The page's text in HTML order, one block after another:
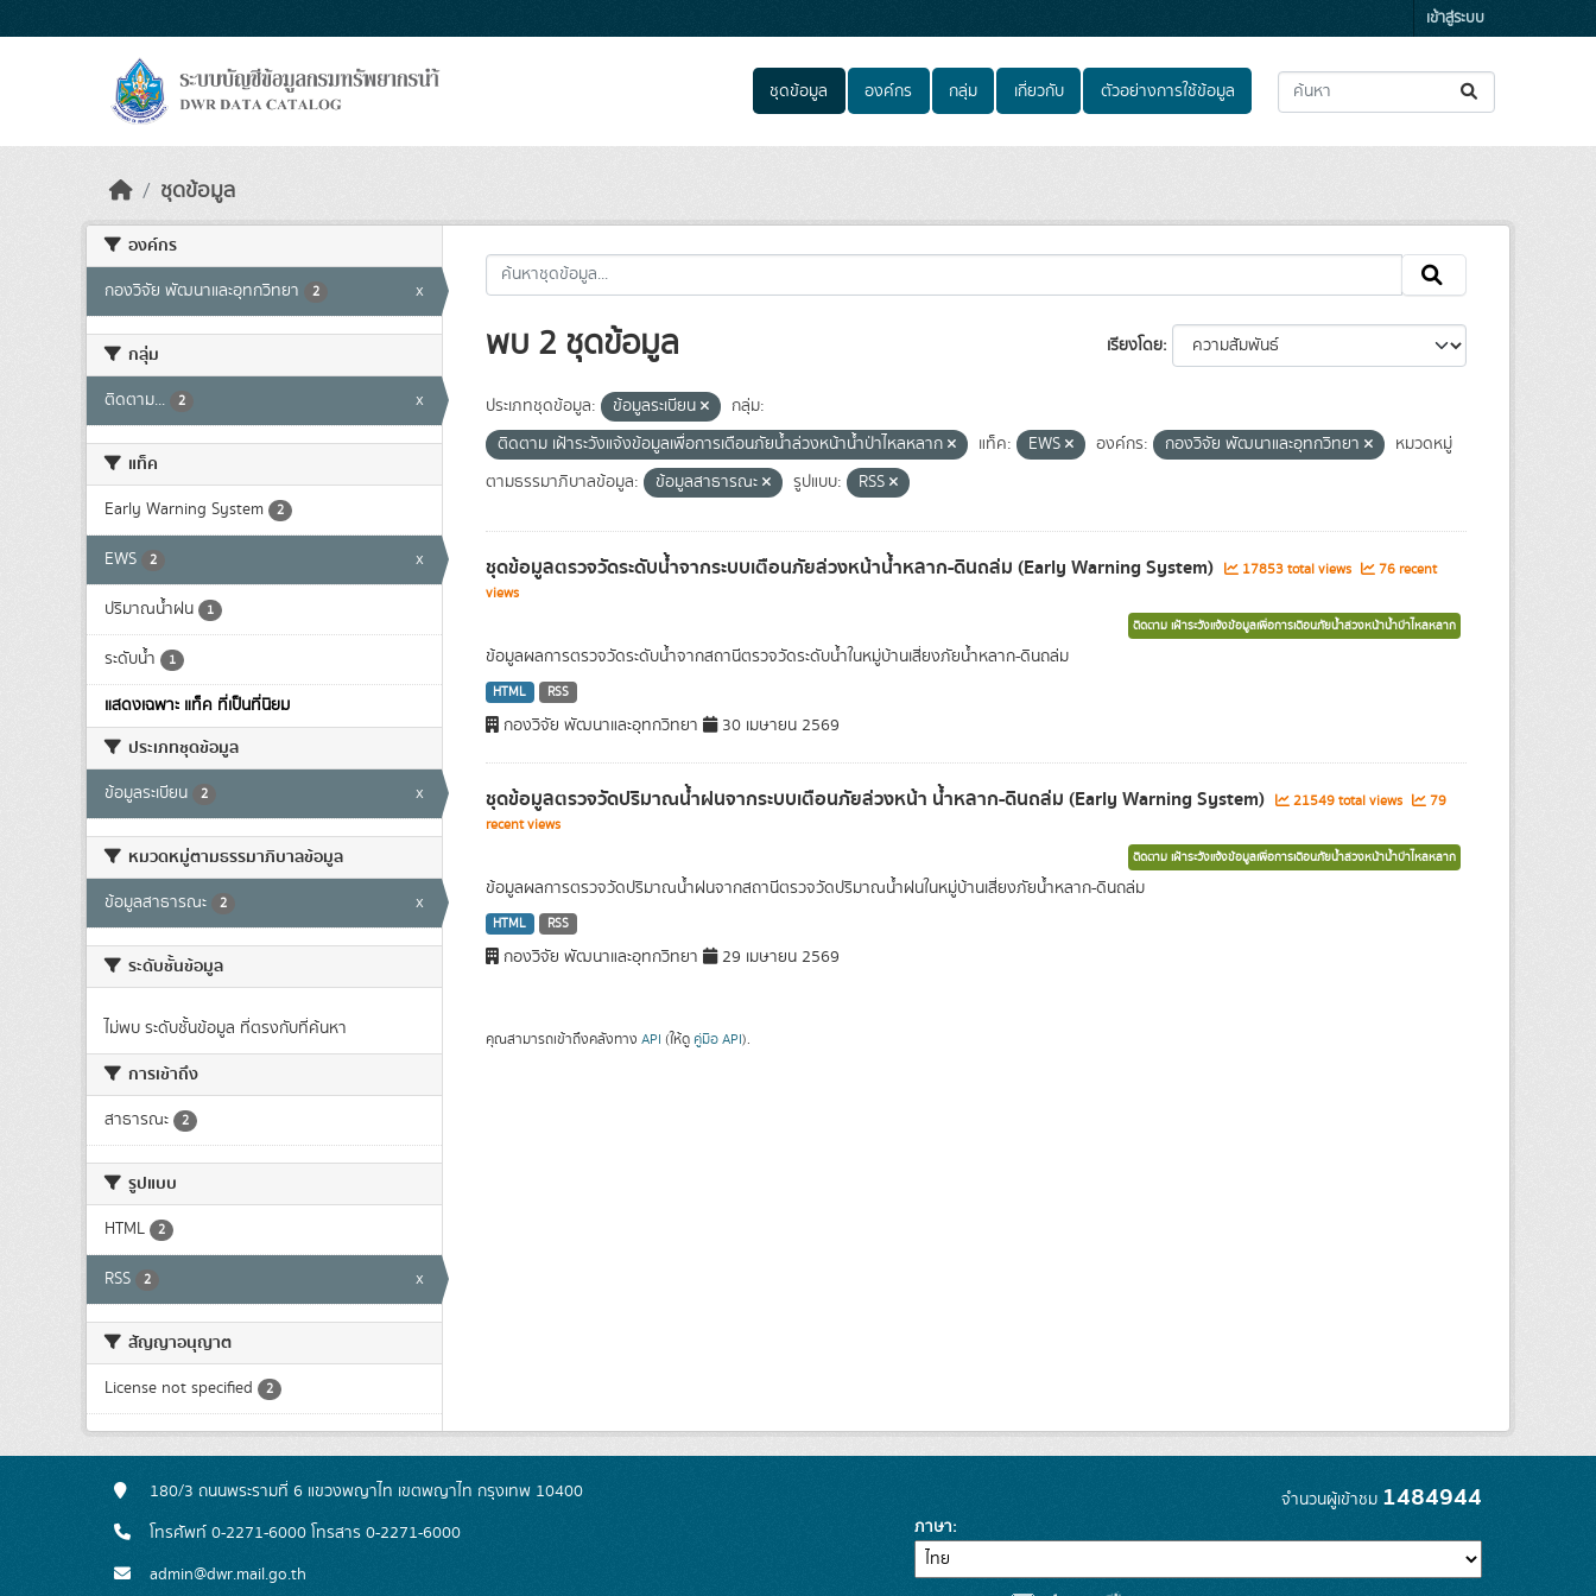
เข้าสู่ระบบ
ชุดข้อมูล องค์กร กลุ่ม เกี่ยวกับ ตัวอย่างการใช้ข้อมูล
ชุดข้อมูล
องค์กร
กองวิจัย พัฒนาและอุทกวิทยา 2 x
กลุ่ม
ติดตาม... 2 x
แท็ค
Early Warning System 2
EWS 2 x
ปริมาณน้ำฝน 1
ระดับน้ำ 1
แสดงเฉพาะ แท็ค ที่เป็นที่นิยม
ประเภทชุดข้อมูล
ข้อมูลระเบียน 2 x
หมวดหมู่ตามธรรมาภิบาลข้อมูล
ข้อมูลสาธารณะ 2 x
ระดับชั้นข้อมูล
ไม่พบ ระดับชั้นข้อมูล ที่ตรงกับที่ค้นหา
การเข้าถึง
สาธารณะ 2
รูปแบบ
HTML 2
RSS 2 x
สัญญาอนุญาต
License not specified 2
เรียงโดย
พบ 2 ชุดข้อมูล
ประเภทชุดข้อมูล: ข้อมูลระเบียน
กลุ่ม:
ติดตาม เฝ้าระวังแจ้งข้อมูลเพื่อการเตือนภัยน้ำล่วงหน้าน้ำป่าไหลหลาก
แท็ค: EWS องค์กร: กองวิจัย พัฒนาและอุทกวิทยา
หมวดหมู่
ตามธรรมาภิบาลข้อมูล:
ข้อมูลสาธารณะ รูปแบบ: RSS
ชุดข้อมูลตรวจวัดระดับน้ำจากระบบเตือนภัยล่วงหน้าน้ำหลาก-ดินถล่ม (Early Warning System) 17853 total views
76 recent
views
ติดตาม เฝ้าระวังแจ้งข้อมูลเพื่อการเตือนภัยน้ำล่วงหน้าน้ำป่าไหลหลาก
ข้อมูลผลการตรวจวัดระดับน้ำจากสถานีตรวจวัดระดับน้ำในหมู่บ้านเสี่ยงภัยน้ำหลาก-ดินถล่ม
HTML RSS
กองวิจัย พัฒนาและอุทกวิทยา 30 เมษายน 2569
ชุดข้อมูลตรวจวัดปริมาณน้ำฝนจากระบบเตือนภัยล่วงหน้า น้ำหลาก-ดินถล่ม (Early Warning System) 21549 total views
79
recent views
ติดตาม เฝ้าระวังแจ้งข้อมูลเพื่อการเตือนภัยน้ำล่วงหน้าน้ำป่าไหลหลาก
ข้อมูลผลการตรวจวัดปริมาณน้ำฝนจากสถานีตรวจวัดปริมาณน้ำฝนในหมู่บ้านเสี่ยงภัยน้ำหลาก-ดินถล่ม
HTML RSS
กองวิจัย พัฒนาและอุทกวิทยา 29 เมษายน 2569
คุณสามารถเข้าถึงคลังทาง API (ให้ดู คู่มือ API).
180/3 ถนนพระรามที่ 6 แขวงพญาไท เขตพญาไท กรุงเทพ 10400
โทรศัพท์ 0-2271-6000 โทรสาร 0-2271-6000
admin@dwr.mail.go.th
จำนวนผู้เข้าชม 1484944
ภาษา